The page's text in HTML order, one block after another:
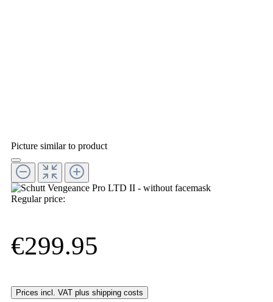
Picture similar to product
Regular price:
€299.95
Prices incl. VAT plus shipping costs